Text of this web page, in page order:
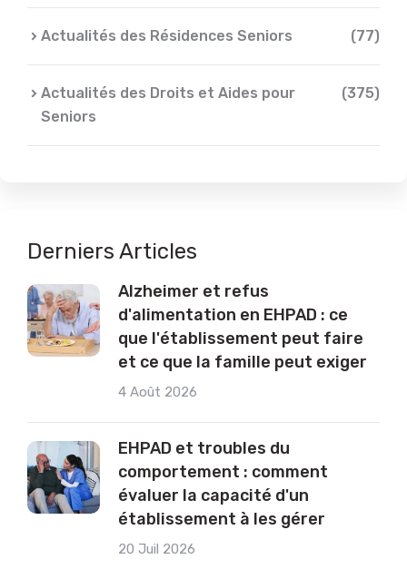
Actualités des Résidences Seniors (77)
Actualités des Droits et Aides pour
Seniors
(375)
Derniers Articles
Alzheimer et refus
d'alimentation en EHPAD : ce
que l'établissement peut faire
et ce que la famille peut exiger
4 Août 2026
EHPAD et troubles du
comportement : comment
évaluer la capacité d'un
établissement à les gérer
20 Juil 2026